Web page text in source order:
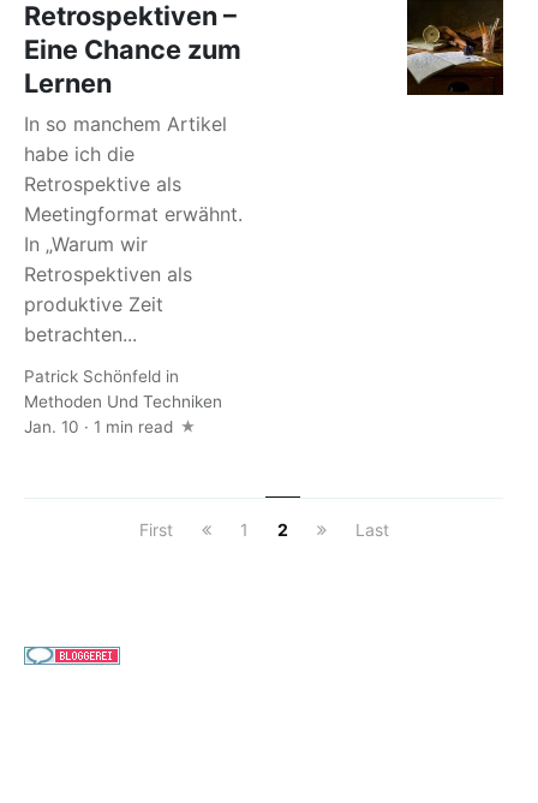
Retrospektiven –
Eine Chance zum
Lernen
In so manchem Artikel
habe ich die
Retrospektive als
Meetingformat erwähnt.
In „Warum wir
Retrospektiven als
produktive Zeit
betrachten...
Patrick Schönfeld in
Methoden Und Techniken
Jan. 10 · 1 min read
First 1 2 Last